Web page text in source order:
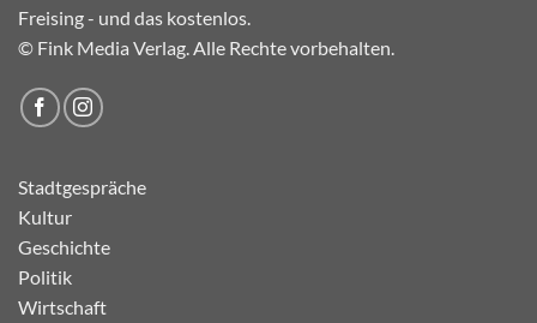
Freising - und das kostenlos.
© Fink Media Verlag. Alle Rechte vorbehalten.
Stadtgespräche
Kultur
Geschichte
Politik
Wirtschaft